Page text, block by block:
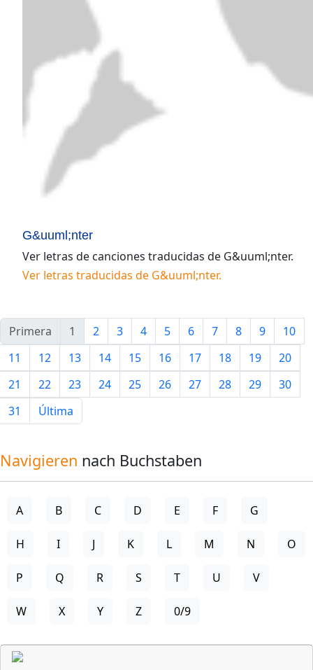
G&uuml;nter
Ver letras de canciones traducidas de G&uuml;nter.
Ver letras traducidas de G&uuml;nter.
Primera 1 2 3 4 5 6 7 8 9
10
11
12 13 14 15 16 17 18 19
20
21
22 23 24 25 26 27 28 29
30
31
Última
Navigieren nach Buchstaben
A B C D E F G
H I J K L M N O
P Q R S T U V
W X Y Z 0/9